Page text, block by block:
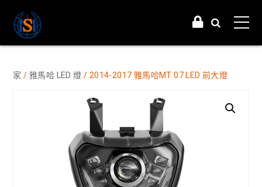
家 /雅馬哈 LED 燈 / 2014-2017 雅馬哈MT 07 LED 前大燈